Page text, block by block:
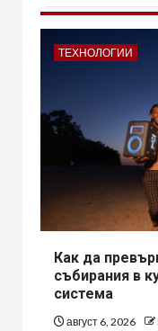
ТЕХНОЛОГИИ
Как да
събирания в
система
август 6, 2026